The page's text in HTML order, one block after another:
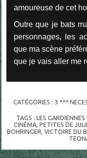
amoureuse de cet
Outre que je bats
personnages, les
que ma scène
que je vais aller me
CATÉGORIES : 3 ***
TAGS :LES
CINÉMA,PETITES DE
BOHRINGER, VICTOIRE DU